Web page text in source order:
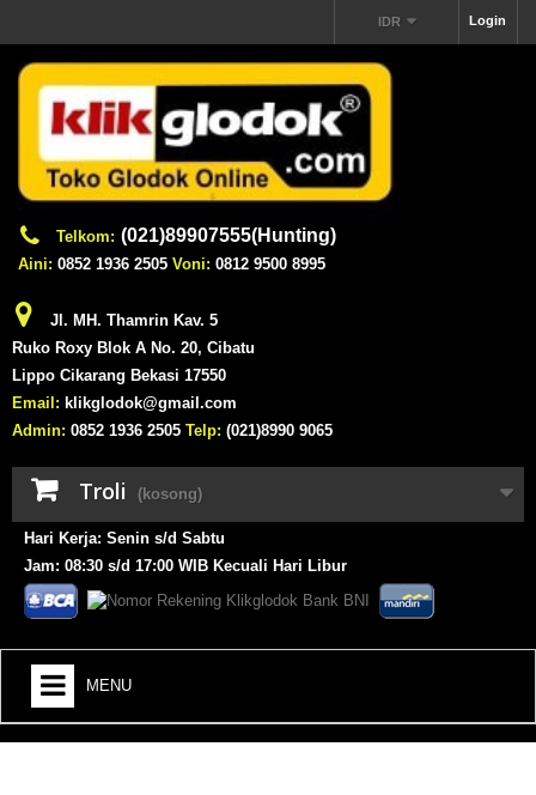
Login
IDR
Telkom: (021)89907555(Hunting)
Aini: 0852 1936 2505 Voni: 0812 9500 8995
Jl. MH. Thamrin Kav. 5
Ruko Roxy Blok A No. 20, Cibatu
Lippo Cikarang Bekasi 17550
Email: klikglodok@gmail.com
Admin: 0852 1936 2505 Telp: (021)8990 9065
Troli (kosong)
Hari Kerja: Senin s/d Sabtu
Jam: 08:30 s/d 17:00 WIB Kecuali Hari Libur
MENU